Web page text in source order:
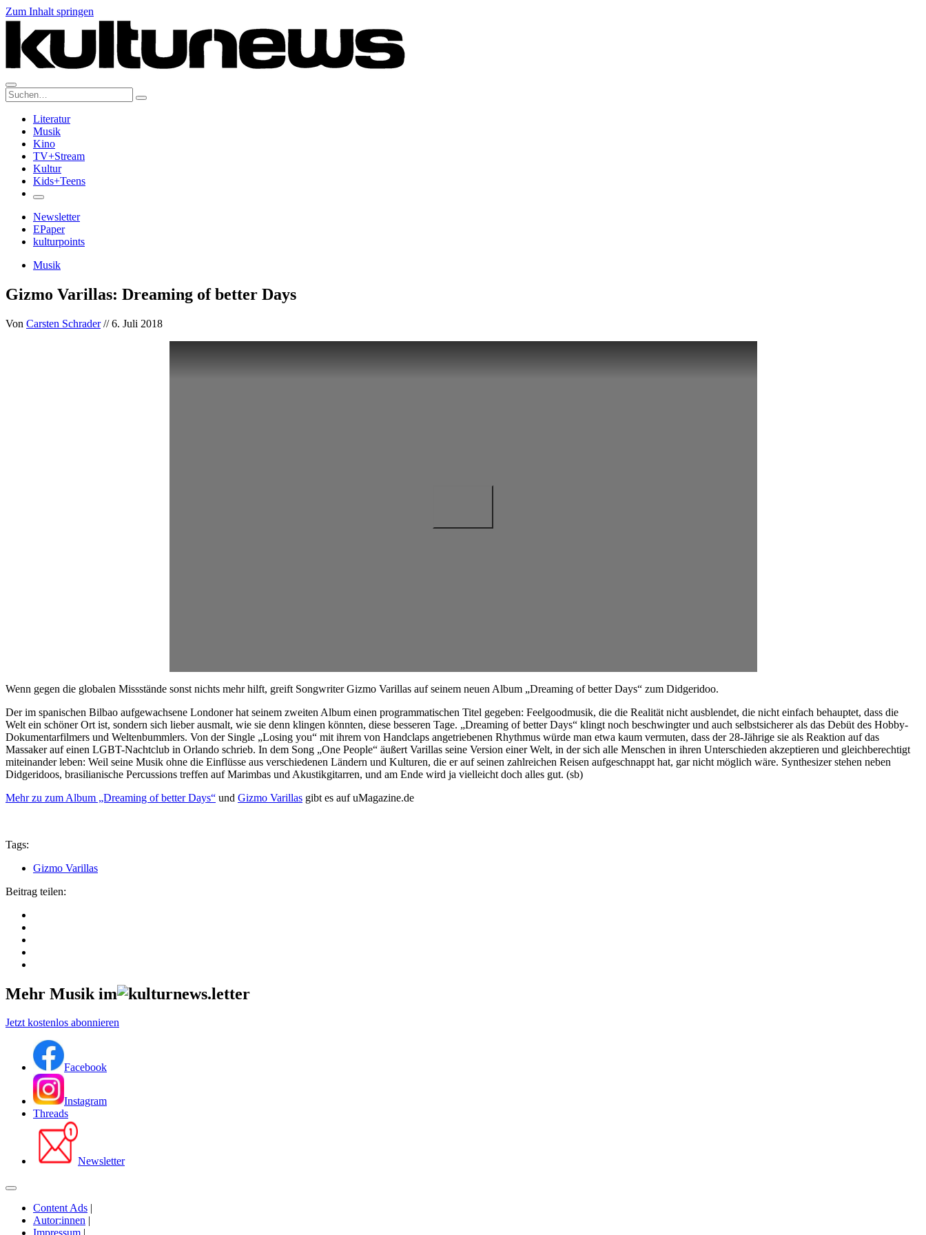
Zum Inhalt springen
Suche:
Literatur
Musik
Kino
TV+Stream
Kultur
Kids+Teens
Newsletter
EPaper
kulturpoints
Musik
Gizmo Varillas: Dreaming of better Days
Von Carsten Schrader// 6. Juli 2018
Wenn gegen die globalen Missstände sonst nichts mehr hilft, greift Songwriter Gizmo Varillas auf seinem neuen Album „Dreaming of better Days“ zum Didgeridoo.
Der im spanischen Bilbao aufgewachsene Londoner hat seinem zweiten Album einen programmatischen Titel gegeben: Feelgoodmusik, die die Realität nicht ausblendet, die nicht einfach behauptet, dass die
Welt ein schöner Ort ist, sondern sich lieber ausmalt, wie sie denn klingen könnten, diese besseren Tage. „Dreaming of better Days“ klingt noch beschwingter und auch selbstsicherer als das Debüt des Hobby-
Dokumentarfilmers und Weltenbummlers. Von der Single „Losing you“ mit ihrem von Handclaps angetriebenen Rhythmus würde man etwa kaum vermuten, dass der 28-Jährige sie als Reaktion auf das
Massaker auf einen LGBT-Nachtclub in Orlando schrieb. In dem Song „One People“ äußert Varillas seine Version einer Welt, in der sich alle Menschen in ihren Unterschieden akzeptieren und gleichberechtigt
miteinander leben: Weil seine Musik ohne die Einflüsse aus verschiedenen Ländern und Kulturen, die er auf seinen zahlreichen Reisen aufgeschnappt hat, gar nicht möglich wäre. Synthesizer stehen neben
Didgeridoos, brasilianische Percussions treffen auf Marimbas und Akustikgitarren, und am Ende wird ja vielleicht doch alles gut. (sb)
Mehr zu zum Album „Dreaming of better Days“ und Gizmo Varillas gibt es auf uMagazine.de
Tags:
Gizmo Varillas
Beitrag teilen:
Mehr Musik im
Jetzt kostenlos abonnieren
Facebook
Instagram
Threads
Newsletter
Content Ads |
Autor:innen |